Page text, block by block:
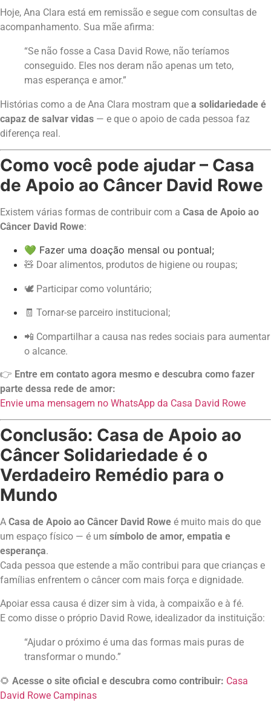
Hoje, Ana Clara está em remissão e segue com consultas de
acompanhamento. Sua mãe afirma:
“Se não fosse a Casa David Rowe, não teríamos
conseguido. Eles nos deram não apenas um teto,
mas esperança e amor.”
Histórias como a de Ana Clara mostram que a solidariedade é
capaz de salvar vidas — e que o apoio de cada pessoa faz
diferença real.
Como você pode ajudar – Casa
de Apoio ao Câncer David Rowe
Existem várias formas de contribuir com a Casa de Apoio ao
Câncer David Rowe:
💚 Fazer uma doação mensal ou pontual;
🧸 Doar alimentos, produtos de higiene ou roupas;
🕊️ Participar como voluntário;
🧾 Tornar-se parceiro institucional;
📲 Compartilhar a causa nas redes sociais para aumentar
o alcance.
👉 Entre em contato agora mesmo e descubra como fazer
parte dessa rede de amor:
Envie uma mensagem no WhatsApp da Casa David Rowe
Conclusão: Casa de Apoio ao
Câncer Solidariedade é o
Verdadeiro Remédio para o
Mundo
A Casa de Apoio ao Câncer David Rowe é muito mais do que
um espaço físico — é um símbolo de amor, empatia e
esperança.
Cada pessoa que estende a mão contribui para que crianças e
famílias enfrentem o câncer com mais força e dignidade.
Apoiar essa causa é dizer sim à vida, à compaixão e à fé.
E como disse o próprio David Rowe, idealizador da instituição:
“Ajudar o próximo é uma das formas mais puras de
transformar o mundo.”
🌻 Acesse o site oficial e descubra como contribuir: Casa
David Rowe Campinas